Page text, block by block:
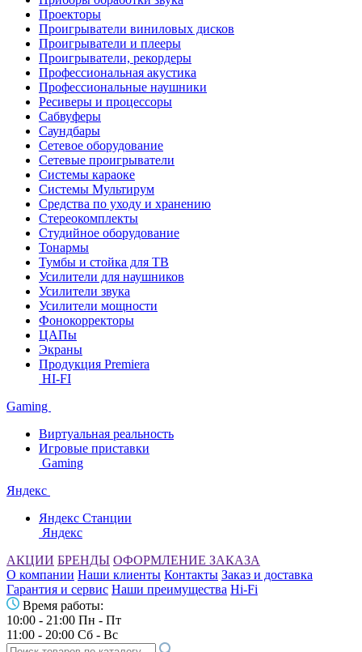
Проекторы
Проигрыватели виниловых дисков
Проигрыватели и плееры
Проигрыватели, рекордеры
Профессиональная акустика
Профессиональные наушники
Ресиверы и процессоры
Сабвуферы
Саундбары
Сетевое оборудование
Сетевые проигрыватели
Системы караоке
Системы Мультирум
Средства по уходу и хранению
Стереокомплекты
Студийное оборудование
Тонармы
Тумбы и стойка для ТВ
Усилители для наушников
Усилители звука
Усилители мощности
Фонокорректоры
ЦАПы
Экраны
Продукция Premiera
HI-FI
Gaming
Виртуальная реальность
Игровые приставки
Gaming
Яндекс
Яндекс Станции
Яндекс
АКЦИИ БРЕНДЫ ОФОРМЛЕНИЕ ЗАКАЗА
О компании Наши клиенты Контакты Заказ и доставка
Гарантия и сервис Наши преимущества Hi-Fi
Время работы:
10:00 - 21:00 Пн - Пт
11:00 - 20:00 Сб - Вс